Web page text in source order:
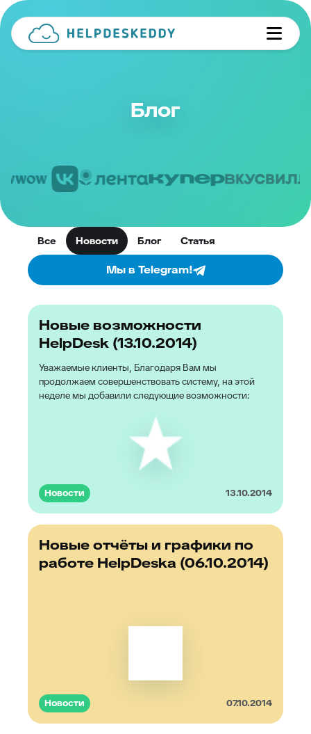
Блог
Все Новости Блог Статья
Мы в Telegram!
Новые возможности
HelpDesk (13.10.2014)
Уважаемые клиенты, Благодаря Вам мы
продолжаем совершенствовать систему, на этой
неделе мы добавили следующие возможности:
Новости 13.10.2014
Новые отчёты и графики по
работе HelpDeskа (06.10.2014)
Новости 07.10.2014